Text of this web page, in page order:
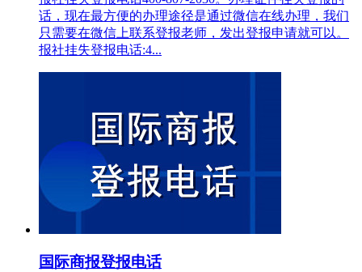
话，现在最方便的办理途径是通过微信在线办理，我们
只需要在微信上联系登报老师，发出登报申请就可以。
报社挂失登报电话:4...
国际商报登报电话